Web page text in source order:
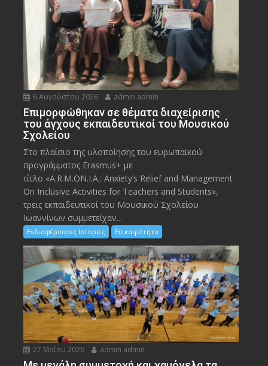
6 Αυγούστου 2026 admin admin
Eπιμορφώθηκαν σε θέματα διαχείρισης
του άγχους εκπαιδευτικοί του Μουσικού
Σχολείου
Στο πλαίσιο της υλοποίησης του ευρωπαϊκού
προγράμματος Erasmus+ με
τίτλο «A.R.M.ON.I.A.: Anxiety’s Relief and Management
On Inclusive Activities for Teachers and Students»,
τρεις εκπαιδευτικοί του Μουσικού Σχολείου
Ιωαννίνων συμμετείχαν...
Ενδιαφέρουσες Ιστορίες Επικαιρότητα
27 Μαΐου 2026 admin admin